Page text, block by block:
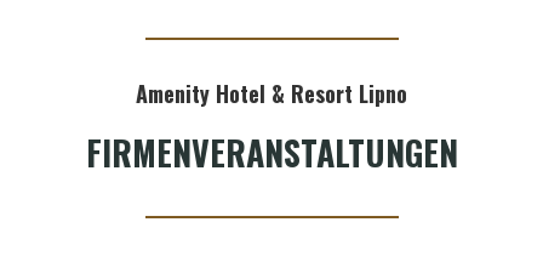
Amenity Hotel & Resort Lipno
FIRMENVERANSTALTUNGEN